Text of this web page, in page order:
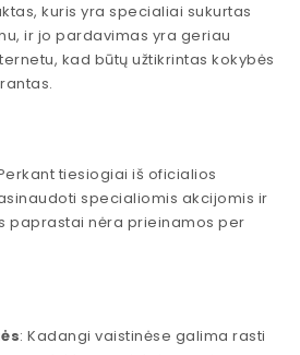
kuris yra specialiai sukurtas
ir jo pardavimas yra geriau
kad būtų užtikrintas kokybės
tiesiogiai iš oficialios
specialiomis akcijomis ir
paprastai nėra prieinamos per
: Kadangi vaistinėse galima rasti